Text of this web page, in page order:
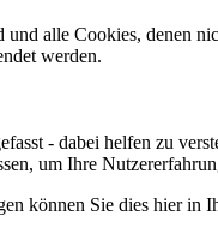
alle Cookies, denen
werden.
- dabei helfen zu
um Ihre
können Sie dies hier in